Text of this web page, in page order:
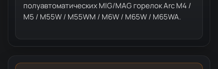
полуавтоматических MIG/MAG горелок Arc M4 /
M5 / M55W / M55WM / M6W / M65W / M65WA.